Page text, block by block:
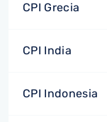
CPI Grecia
CPI India
CPI Indonesia